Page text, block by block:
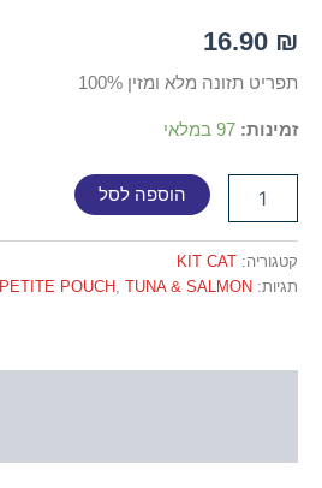
16.90 ₪
תפריט תזונה מלא ומזין 100%
זמינות: 97 במלאי
הוספה לסל
קטגוריה: KIT CAT
תגיות:
PETITE POUCH , TUNA & SALMON